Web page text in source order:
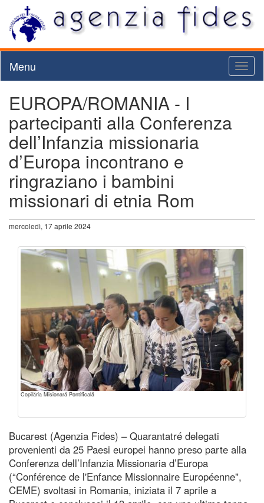
Menu
EUROPA/ROMANIA - I
partecipanti alla Conferenza
dell’Infanzia missionaria
d’Europa incontrano e
ringraziano i bambini
missionari di etnia Rom
mercoledì, 17 aprile 2024
Copilăria Misionară Pontificală
Bucarest (Agenzia Fides) – Quarantatré delegati
provenienti da 25 Paesi europei hanno preso parte alla
Conferenza dell’Infanzia Missionaria d’Europa
(“Conférence de l'Enfance Missionnaire Européenne",
CEME) svoltasi in Romania, iniziata il 7 aprile a